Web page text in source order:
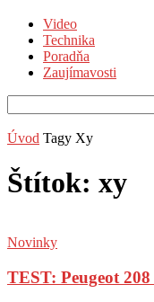
Video
Technika
Poradňa
Zaujímavosti
Úvod Tagy Xy
Štítok: xy
Novinky
TEST: Peugeot